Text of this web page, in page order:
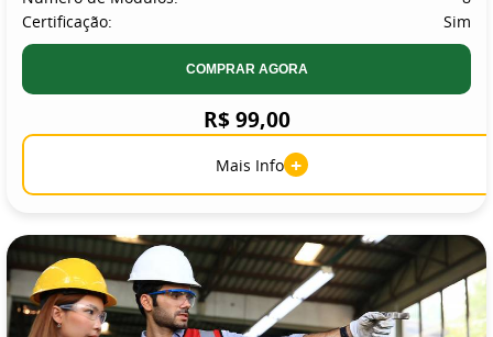
Certificação:
Sim
COMPRAR AGORA
R$ 99,00
Mais Info +